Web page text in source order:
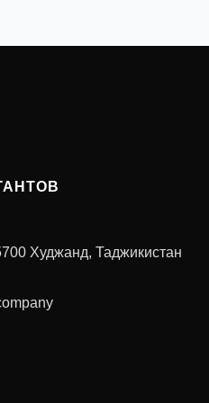
Худжанд, Таджикистан